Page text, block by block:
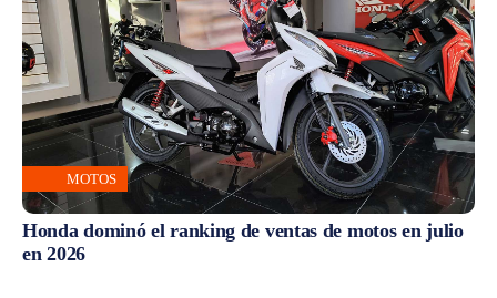
MOTOS
Honda dominó el ranking de ventas de motos en julio
en 2026